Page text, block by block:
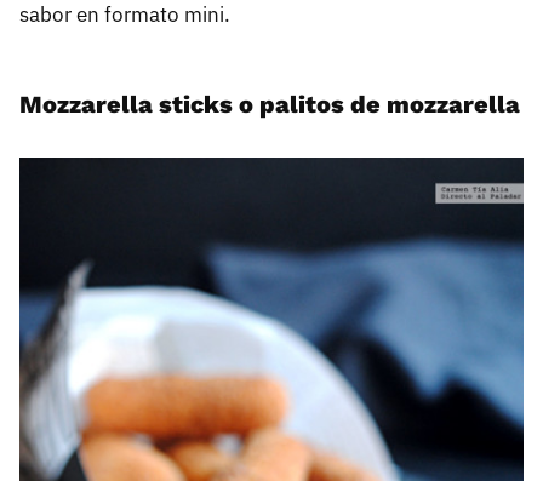
sabor en formato mini.
Mozzarella sticks o palitos de mozzarella